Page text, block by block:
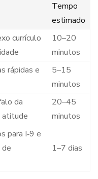
Tempo
estimado
currículo
10–20
minutos
rápidas e
5–15
minutos
da
atitude
20–45
minutos
para I‑9 e
1–7 dias